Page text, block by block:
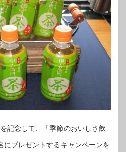
記念して、「季節のおいしさ飲
にプレゼントするキャンペーンを